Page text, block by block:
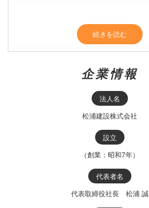
続きを読む
企業情報
法人名
松浦建設株式会社
設立
（創業：昭和7年）
代表者名
代表取締役社長 松浦 誠